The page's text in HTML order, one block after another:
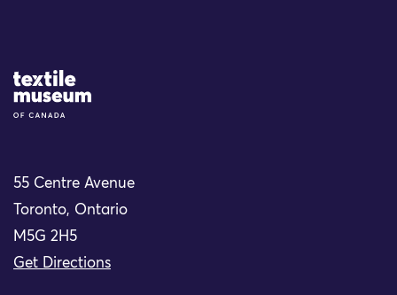
Site Logo
55 Centre Avenue
Toronto, Ontario
M5G 2H5
Get Directions